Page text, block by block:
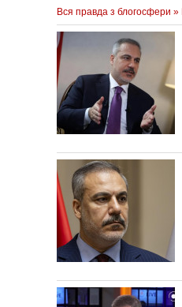
Вся правда з блогосфери »